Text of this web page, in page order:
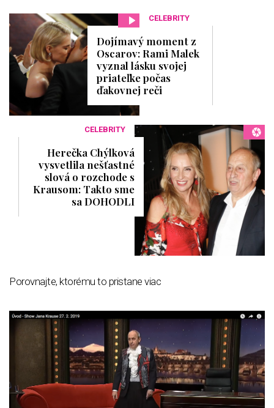
CELEBRITY
Dojímavý moment z
Oscarov: Rami Malek
vyznal lásku svojej
priateľke počas
ďakovnej reči
CELEBRITY
Herečka Chýlková
vysvetlila nešťastné
slová o rozchode s
Krausom: Takto sme
sa DOHODLI
Porovnajte, ktorému to pristane viac